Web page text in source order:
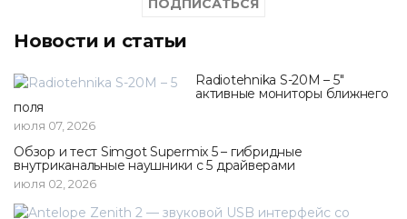
Новости и статьи
Radiotehnika S-20M – 5"
активные мониторы ближнего
поля
июля 07, 2026
Обзор и тест Simgot Supermix 5 – гибридные
внутриканальные наушники с 5 драйверами
июля 02, 2026